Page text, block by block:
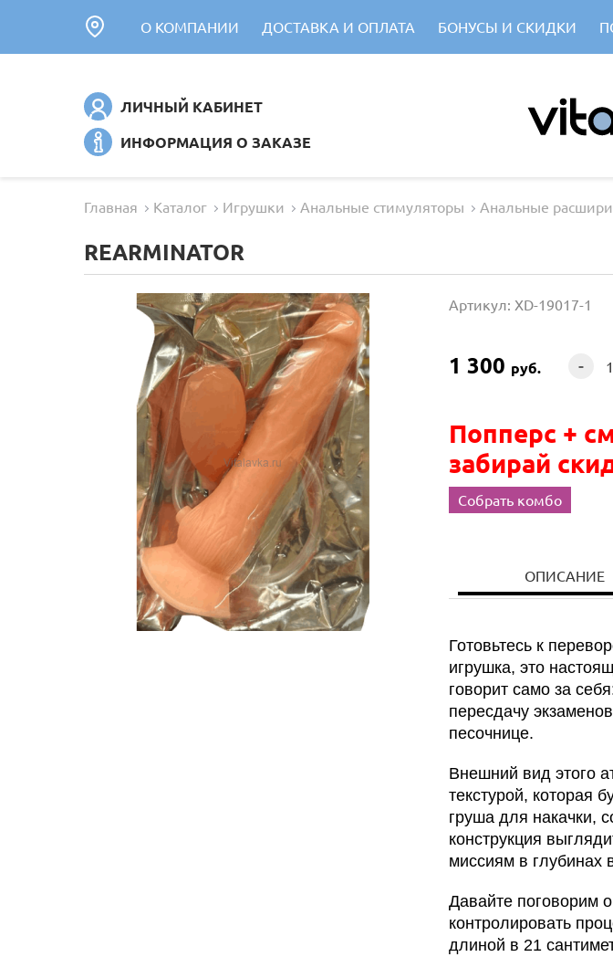
О КОМПАНИИ ДОСТАВКА И ОПЛАТА БОНУСЫ И СКИДКИ
ЛИЧНЫЙ КАБИНЕТ
ИНФОРМАЦИЯ О ЗАКАЗЕ
Главная Каталог Игрушки Анальные стимуляторы Анальные
REARMINATOR
Артикул: XD-19017-1
1 300 руб. -
Попперс +
забирай
Собрать комбо
ОПИСАНИЕ
Готовьтесь к
игрушка, это
говорит само за
пересдачу
песочнице.
Внешний вид этого
текстурой, которая
груша для накачки,
конструкция
миссиям в глубинах
Давайте поговорим
контролировать
длиной в 21